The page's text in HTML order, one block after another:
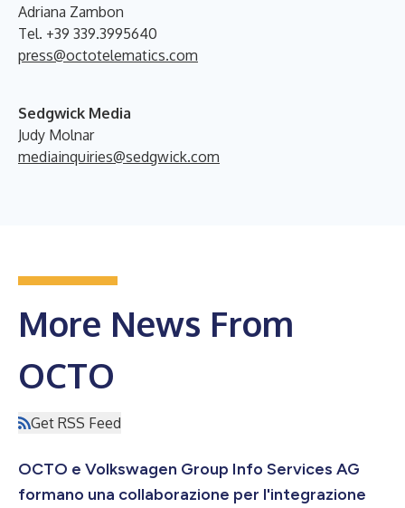
Adriana Zambon
Tel. +39 339.3995640
press@octotelematics.com
Sedgwick Media
Judy Molnar
mediainquiries@sedgwick.com
More News From
OCTO
Get RSS Feed
OCTO e Volkswagen Group Info Services AG
formano una collaborazione per l'integrazione